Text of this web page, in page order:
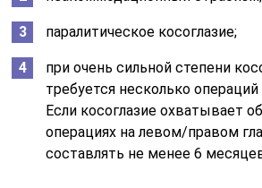
паралитическое косоглазие;
при очень сильной степени
требуется несколько
Если косоглазие охватывает
операциях на левом/правом
составлять не менее 6